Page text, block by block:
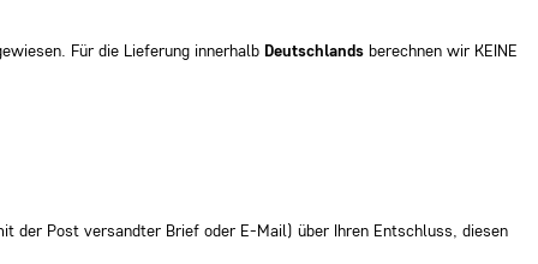
Für die Lieferung innerhalb Deutschlands berechnen wir KEINE
der Post versandter Brief oder E-Mail) über Ihren Entschluss, diesen